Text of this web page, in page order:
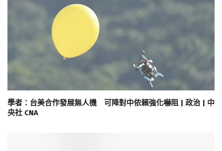
學者：台美合作發展無人機 可降對中依賴強化嚇阻 | 政治 | 中
央社 CNA